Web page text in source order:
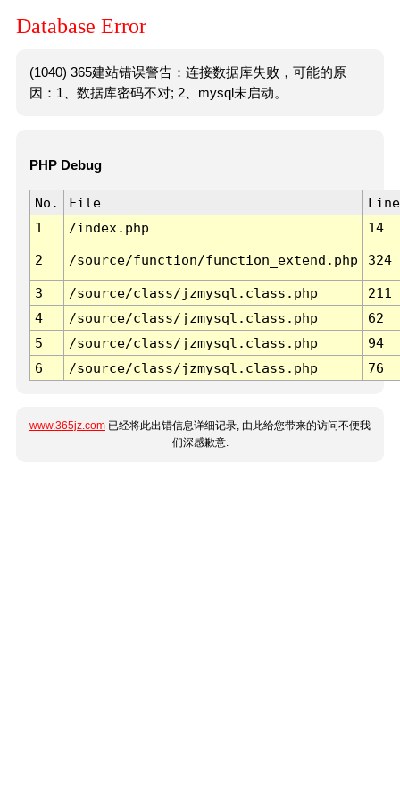
Database Error
(1040) 365建站错误警告：连接数据库失败，可能的原
因：1、数据库密码不对; 2、mysql未启动。
PHP Debug
No. File
Line
1
/index.php 14
2 /source/function/function_extend.php 324
3 /source/class/jzmysql.class.php
211
4
/source/class/jzmysql.class.php
62
5
/source/class/jzmysql.class.php
94
6
/source/class/jzmysql.class.php 76
www.365jz.com 已经将此出错信息详细记录, 由此给您带来的访问不便我
们深感歉意.